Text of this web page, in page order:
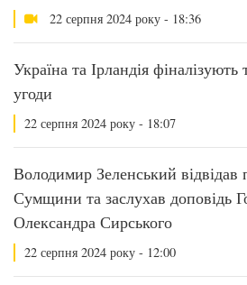
22 серпня 2024 року - 18:36
Україна та Ірландія фіналізують
угоди
22 серпня 2024 року - 18:07
Володимир Зеленський відвідав
Сумщини та заслухав доповідь
Олександра Сирського
22 серпня 2024 року - 12:00